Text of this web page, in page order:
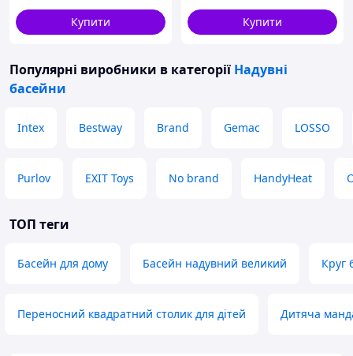
Купити
Купити
Популярні виробники в категорії Надувні
басейни
Intex Bestway Brand Gemac LOSSO
Purlov EXIT Toys No brand HandyHeat
ТОП теги
Басейн для дому Басейн надувний великий Круг
Переносний квадратний столик для дітей Дитяча